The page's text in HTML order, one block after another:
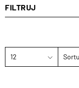
FILTRUJ
12